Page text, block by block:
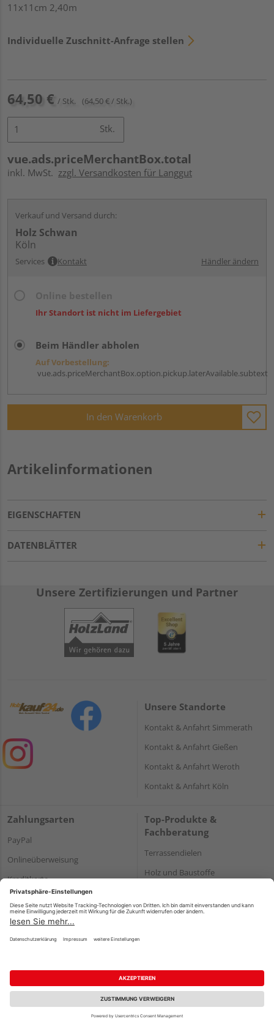
11x11cm 2,40m
Individuelle Zuschnitt-Anfrage stellen
64,50 € / Stk. (64,50 € / Stk.)
Stk.
vue.ads.priceMerchantBox.total
inkl. MwSt. zzgl. Versandkosten für Langgut
Verkauf und Versand durch:
Holz Schwan
Köln
Services Kontakt Händler ändern
Ihr Standort ist nicht im Liefergebiet
Beim Händler abholen
Auf Vorbestellung:
vue.ads.priceMerchantBox.option.pickup.laterAvailable.subtext
In den Warenkorb
Artikelinformationen
EIGENSCHAFTEN
DATENBLÄTTER
Unsere Zertifizierungen und Partner
Unsere Standorte
Kontakt & Anfahrt Simmerath
Kontakt & Anfahrt Gießen
Kontakt & Anfahrt Weroth
Kontakt & Anfahrt Köln
Zahlungsarten
PayPal
Onlineüberweisung
Kreditkarte
Rechnung*
*Bonität vorausgesetzt
Top-Produkte &
Fachberatung
Terrassendielen
Holz und Baustoffe
Impressum Datenschutz AGB
Barrierefreiheitserklärung
Vertrag widerrufen